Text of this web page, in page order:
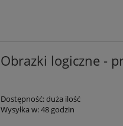
Obrazki logiczne -
Dostępność:duża ilość
Wysyłka w:48 godzin